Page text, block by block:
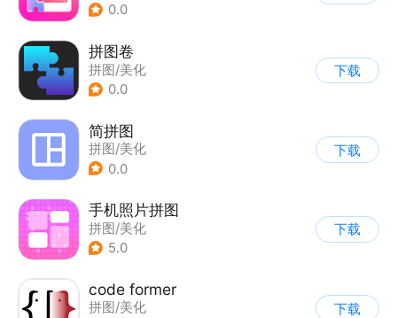
0.0
拼图卷
拼图/美化
0.0
下载
简拼图
拼图/美化
0.0
下载
手机照片拼图
拼图/美化
5.0
下载
code former
拼图/美化
下载